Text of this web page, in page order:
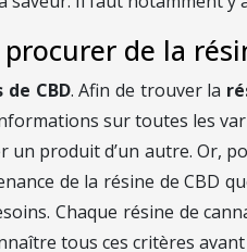
de la
de CBD. Afin de trouver la
sur toutes les
produit d’un autre. Or,
de la résine de CBD
Chaque résine de
tous ces critères